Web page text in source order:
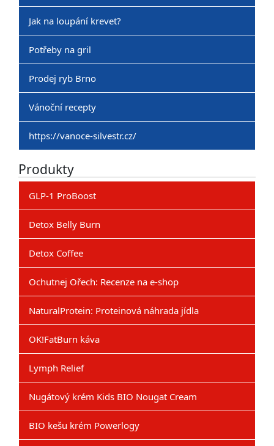
Jak na loupání krevet?
Potřeby na gril
Prodej ryb Brno
Vánoční recepty
https://vanoce-silvestr.cz/
Produkty
GLP-1 ProBoost
Detox Belly Burn
Detox Coffee
Ochutnej Ořech: Recenze na e-shop
NaturalProtein: Proteinová náhrada jídla
OK!FatBurn káva
Lymph Relief
Nugátový krém Kids BIO Nougat Cream
BIO kešu krém Powerlogy